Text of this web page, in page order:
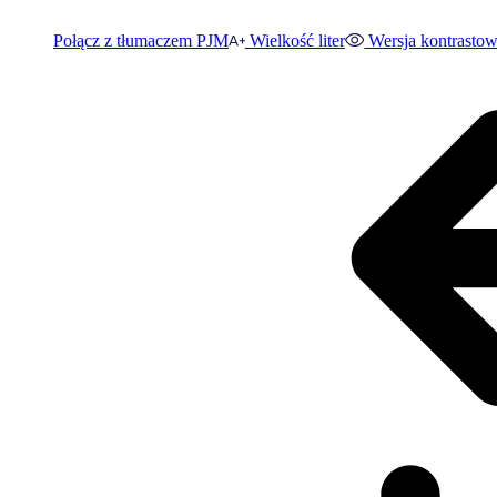
Połącz z tłumaczem PJM Wielkość liter Wersja